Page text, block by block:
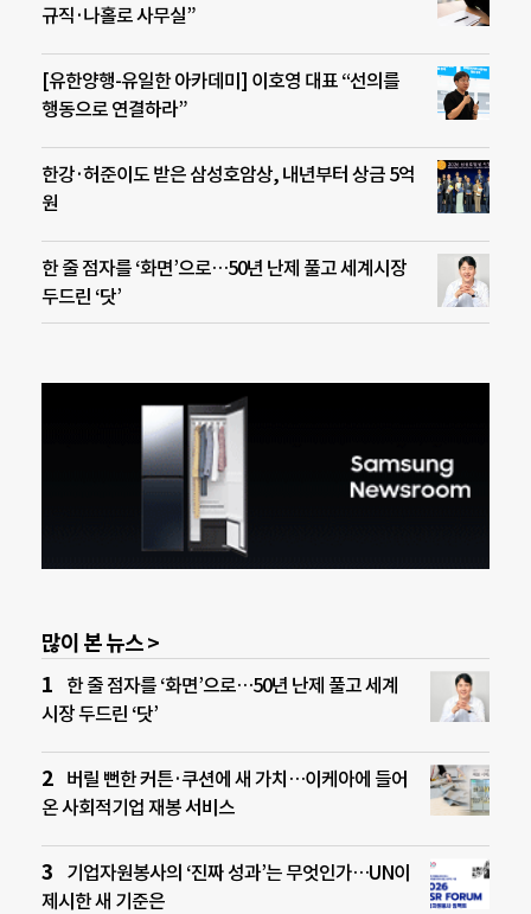
규직·나홀로 사무실”
[유한양행-유일한 아카데미] 이호영 대표 “선의를
행동으로 연결하라”
한강·허준이도 받은 삼성호암상, 내년부터 상금 5억
원
한 줄 점자를 ‘화면’으로…50년 난제 풀고 세계시장
두드린 ‘닷’
많이 본 뉴스 >
한 줄 점자를 ‘화면’으로…50년 난제 풀고 세계
시장 두드린 ‘닷’
버릴 뻔한 커튼·쿠션에 새 가치…이케아에 들어
온 사회적기업 재봉 서비스
기업자원봉사의 ‘진짜 성과’는 무엇인가…UN이
제시한 새 기준은